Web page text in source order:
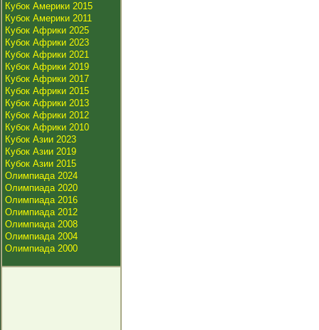
Кубок Америки 2015
Кубок Америки 2011
Кубок Африки 2025
Кубок Африки 2023
Кубок Африки 2021
Кубок Африки 2019
Кубок Африки 2017
Кубок Африки 2015
Кубок Африки 2013
Кубок Африки 2012
Кубок Африки 2010
Кубок Азии 2023
Кубок Азии 2019
Кубок Азии 2015
Олимпиада 2024
Олимпиада 2020
Олимпиада 2016
Олимпиада 2012
Олимпиада 2008
Олимпиада 2004
Олимпиада 2000